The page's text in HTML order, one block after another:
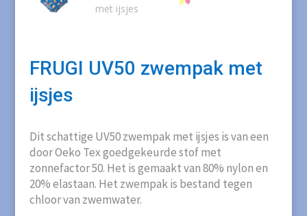
FRUGI UV50 zwempak met
ijsjes
Dit schattige UV50 zwempak met ijsjes is van een
door Oeko Tex goedgekeurde stof met
zonnefactor 50. Het is gemaakt van 80% nylon en
20% elastaan. Het zwempak is bestand tegen
chloor van zwemwater.